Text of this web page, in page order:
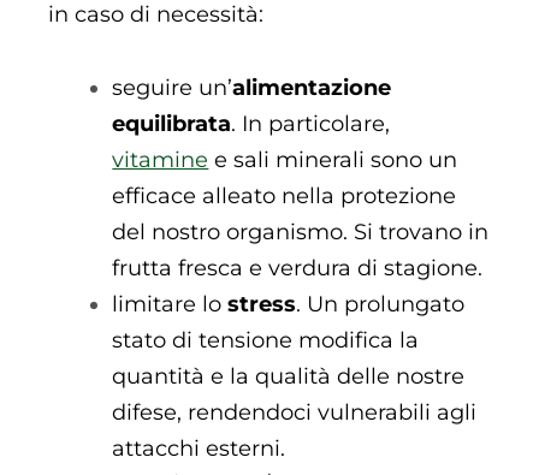
in caso di necessità:
seguire un’alimentazione
equilibrata. In particolare,
vitamine e sali minerali sono un
efficace alleato nella protezione
del nostro organismo. Si trovano in
frutta fresca e verdura di stagione.
limitare lostress. Un prolungato
stato di tensione modifica la
quantità e la qualità delle nostre
difese, rendendoci vulnerabili agli
attacchi esterni.